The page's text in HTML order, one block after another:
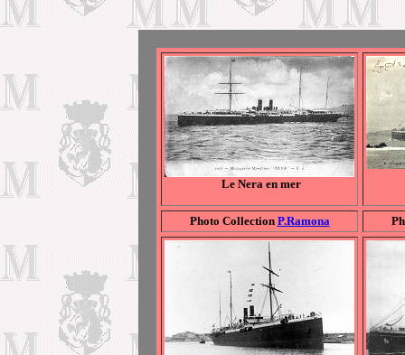
Le Nera en mer
Photo Collection P.Ramona